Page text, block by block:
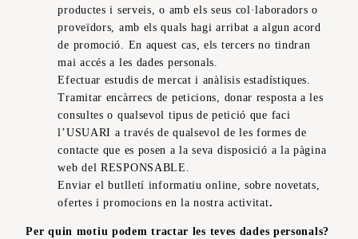
productes i serveis, o amb els seus col·laboradors o
proveïdors, amb els quals hagi arribat a algun acord
de promoció. En aquest cas, els tercers no tindran
mai accés a les dades personals.
Efectuar estudis de mercat i anàlisis estadístiques.
Tramitar encàrrecs de peticions, donar resposta a les
consultes o qualsevol tipus de petició que faci
l’USUARI a través de qualsevol de les formes de
contacte que es posen a la seva disposició a la pàgina
web del RESPONSABLE.
Enviar el butlletí informatiu online, sobre novetats,
ofertes i promocions en la nostra activitat.
Per quin motiu podem tractar les teves dades personals?